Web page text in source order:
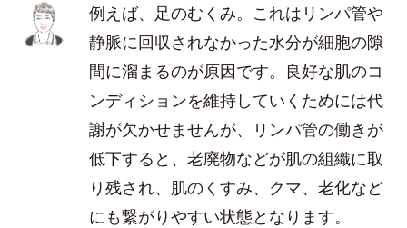
例えば、足のむくみ。これはリンパ管や
静脈に回収されなかった水分が細胞の隙
間に溜まるのが原因です。良好な肌のコ
ンディションを維持していくためには代
謝が欠かせませんが、リンパ管の働きが
低下すると、老廃物などが肌の組織に取
り残され、肌のくすみ、クマ、老化など
にも繋がりやすい状態となります。